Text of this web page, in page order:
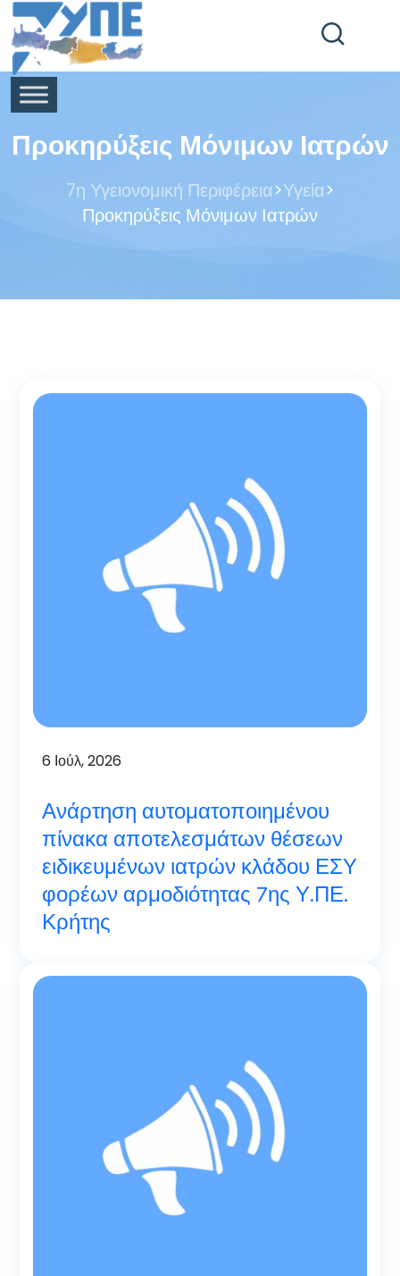
End Header Section -->
Προκηρύξεις Μόνιμων Ιατρών
7η Υγειονομική Περιφέρεια>Υγεία>
Προκηρύξεις Μόνιμων Ιατρών
6 Ιούλ, 2026
Ανάρτηση αυτοματοποιημένου
πίνακα αποτελεσμάτων θέσεων
ειδικευμένων ιατρών κλάδου ΕΣΥ
φορέων αρμοδιότητας 7ης Υ.ΠΕ.
Κρήτης